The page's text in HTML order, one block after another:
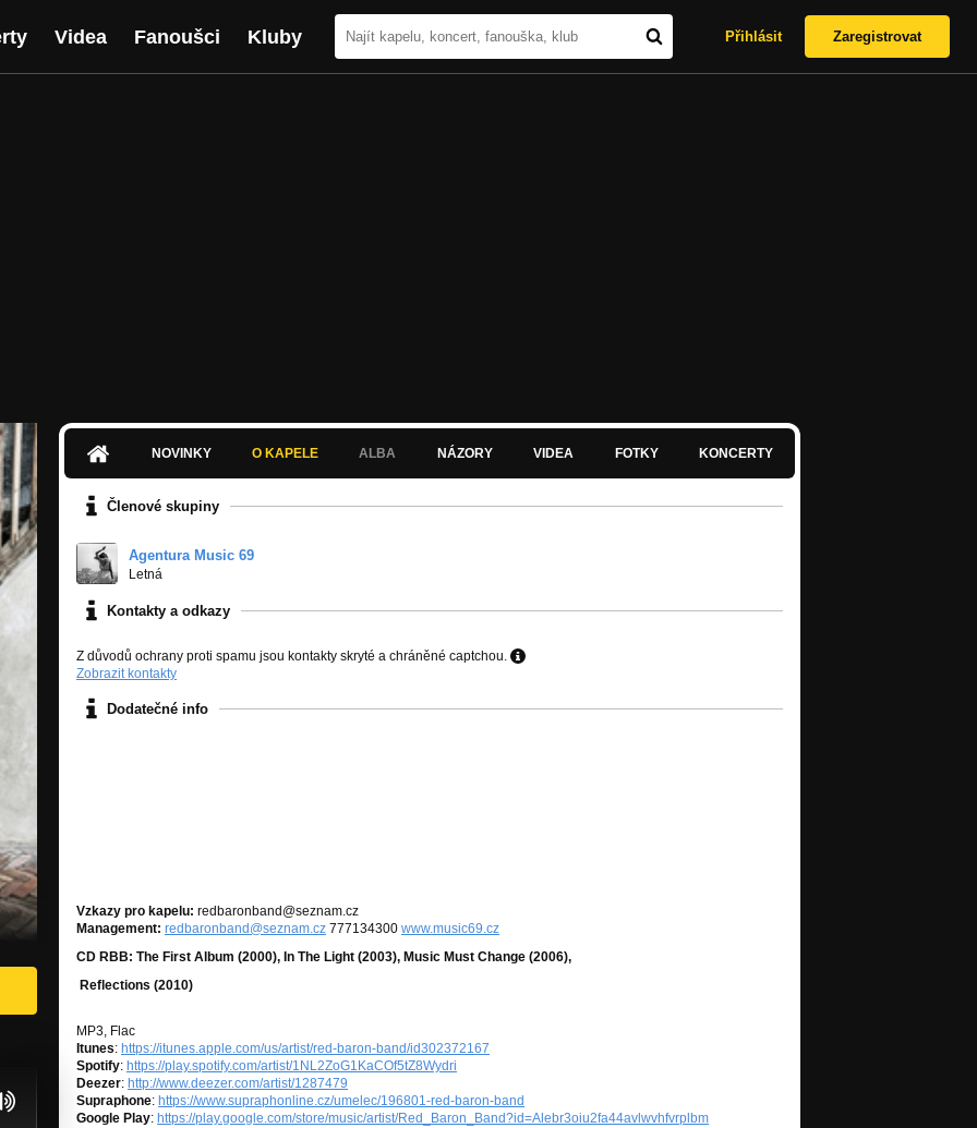
Videa Fanoušci Kluby Přihlásit Zaregistrovat
NOVINKY O KAPELE ALBA NÁZORY VIDEA FOTKY KONCERTY
Členové skupiny
Agentura Music 69
Letná
Kontakty a odkazy
Z důvodů ochrany proti spamu jsou kontakty skryté a chráněné captchou.
Zobrazit kontakty
Dodatečné info
Vzkazy pro kapelu: redbaronband@seznam.cz
Management: redbaronband@seznam.cz 777134300 www.music69.cz
CD RBB: The First Album (2000), In The Light (2003), Music Must Change (2006),
Reflections (2010)
MP3, Flac
Itunes: https://itunes.apple.com/us/artist/red-baron-band/id302372167
Spotify: https://play.spotify.com/artist/1NL2ZoG1KaCOf5tZ8Wydri
Deezer: http://www.deezer.com/artist/1287479
Supraphone: https://www.supraphonline.cz/umelec/196801-red-baron-band
Google Play: https://play.google.com/store/music/artist/Red_Baron_Band?id=Alebr3oiu2fa44avlwvhfvrplbm